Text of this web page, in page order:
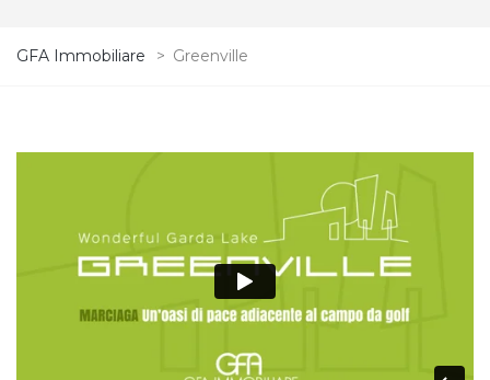
GFA Immobiliare > Greenville